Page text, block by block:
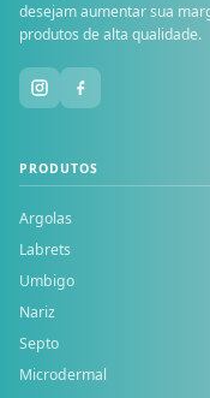
desejam aumentar sua
produtos de alta qualidade.
PRODUTOS
Argolas
Labrets
Umbigo
Nariz
Septo
Microdermal